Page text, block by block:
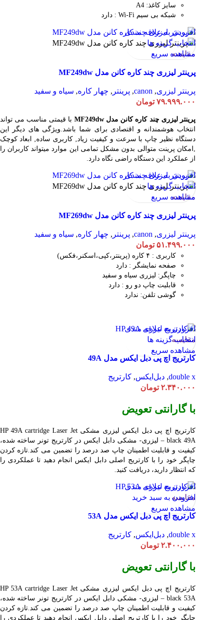
سایز کاغذ: A4
شبکه بی سیم Wi-Fi : دارد
افزودن به علاقه مندی
انتخاب گزینه ها
مشاهده سریع
مقایسه
پرینتر لیزری چند کاره کانن مدل MF249dw
پرینتر لیزری,
canon
, پرینتر , چهار کاره, سیاه و سفید
۷۹.۹۹۹.۰۰۰ تومان
پرینتر لیزری چند کاره کانن مدل MF249dw
با قیمتی مناسب می تواند
انتخاب هوشمندانه و اقتصادی برای شما باشد.ویژگی های دیگر این
دستگاه نظیر چاپ با سرعت و کیفیت زیاد, کاربری ساده, ابعاد کوچک
,امکان پرینت متوالی بدون مشکل تمامی این موارد میتواند کاربران را
از عملکرد این دستگاه راضی نگاه دارد.
افزودن به علاقه مندی
انتخاب گزینه ها
مشاهده سریع
مقایسه
پرینتر لیزری چند کاره کانن مدل MF269dw
پرینتر لیزری,
canon
, پرینتر , چهار کاره, سیاه و سفید
۵۱.۴۹۹.۰۰۰ تومان
کاربری : ۴ کاره (پرینتر،کپی،اسکنر،فکس)
صفحه نمایشگر : دارد
چاپگر: لیزری سیاه و سفید
قابلیت چاپ دو رو : دارد
گوشی تلفن: ندارد
افزودن به علاقه مندی
انتخاب گزینه ها
مشاهده سریع
مقایسه
کارتریج اچ پی دبل ایکس مدل 49A
double x
, دبل‌ایکس, کارتریج
۲.۳۴۰.۰۰۰ تومان
با گارانتی تعویض
کارتریج اچ پی دبل ایکس لیزری مشکی HP 49A cartridge LaserJet
black 49A – لیزری- مشکی دابل ایکس در کارتریج تونر ساخته شده،
کیفیت و قابلیت اطمینان چاپ صد درصد را تضمین می کند.تازه کردن
چاپگر خود را با کارتریج اصلی دابل ایکس انجام دهید تا عملکردی را
که انتظار دارید، دریافت کنید.
افزودن به علاقه مندی
افزودن به سبد خرید
مشاهده سریع
مقایسه
کارتریج اچ پی دبل ایکس مدل 53A
double x
, دبل‌ایکس, کارتریج
۲.۴۰۰.۰۰۰ تومان
با گارانتی تعویض
کارتریج اچ پی دبل ایکس لیزری مشکی HP 53A cartridge LaserJet
black 53A – لیزری- مشکی دابل ایکس در کارتریج تونر ساخته شده،
کیفیت و قابلیت اطمینان چاپ صد درصد را تضمین می کند.تازه کردن
چاپگر خود را با کارتریج اصلی دابل ایکس انجام دهید تا عملکردی را